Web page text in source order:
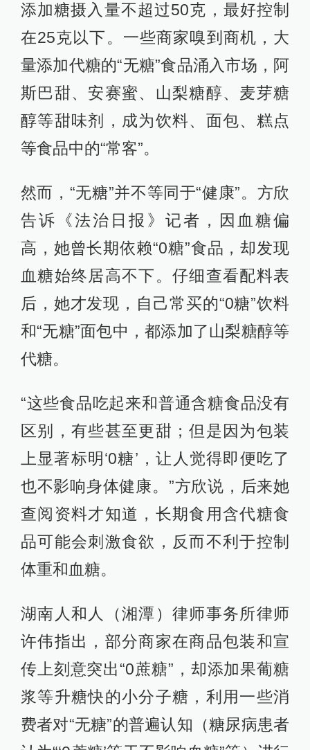
添加糖摄入量不超过50克，最好控制
在25克以下。一些商家嗅到商机，大
量添加代糖的“无糖”食品涌入市场，阿
斯巴甜、安赛蜜、山梨糖醇、麦芽糖
醇等甜味剂，成为饮料、面包、糕点
等食品中的“常客”。
然而，“无糖”并不等同于“健康”。方欣
告诉《法治日报》记者，因血糖偏
高，她曾长期依赖“0糖”食品，却发现
血糖始终居高不下。仔细查看配料表
后，她才发现，自己常买的“0糖”饮料
和“无糖”面包中，都添加了山梨糖醇等
代糖。
“这些食品吃起来和普通含糖食品没有
区别，有些甚至更甜；但是因为包装
上显著标明‘0糖’，让人觉得即便吃了
也不影响身体健康。”方欣说，后来她
查阅资料才知道，长期食用含代糖食
品可能会刺激食欲，反而不利于控制
体重和血糖。
湖南人和人（湘潭）律师事务所律师
许伟指出，部分商家在商品包装和宣
传上刻意突出“0蔗糖”，却添加果葡糖
浆等升糖快的小分子糖，利用一些消
费者对“无糖”的普遍认知（糖尿病患者